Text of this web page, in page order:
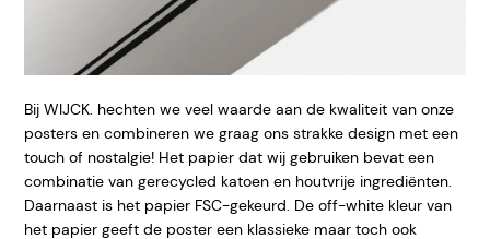
Bij WIJCK. hechten we veel waarde aan de kwaliteit van onze
posters en combineren we graag ons strakke design met een
touch of nostalgie! Het papier dat wij gebruiken bevat een
combinatie van gerecycled katoen en houtvrije ingrediënten.
Daarnaast is het papier FSC-gekeurd. De off-white kleur van
het papier geeft de poster een klassieke maar toch ook